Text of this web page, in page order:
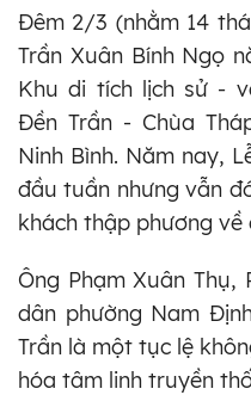
Đêm 2/3 (nhằm 14
Trần Xuân Bính Ngọ
Khu di tích lịch sử -
Đền Trần - Chùa
Ninh Bình. Năm nay,
đầu tuần nhưng vẫn
khách thập phương về
Ông Phạm Xuân Thụ,
dân phường Nam
Trần là một tục lệ
hóa tâm linh truyền